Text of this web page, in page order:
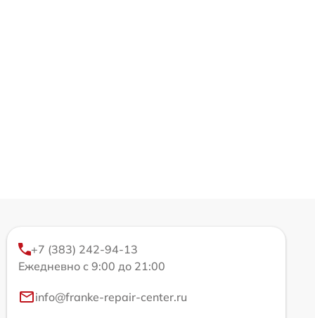
+7 (383) 242-94-13
Ежедневно с 9:00 до 21:00
info@franke-repair-center.ru